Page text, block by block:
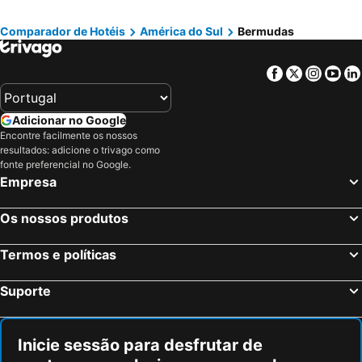
Hotéis em Serra da Estrela
Hotéis em Região de Lisboa
Hotéis em Sardenha
Hotéis em Tenerife
Hotéis em Cabo Verde
Hotéis em São Miguel
Comparador de Hotéis América do Sul Bermudas
Facebook
Twitter
Adicionar no Google
Encontre facilmente os nossos
resultados: adicione o trivago como
fonte preferencial no Google.
Empresa
Os nossos produtos
Termos e políticas
Suporte
Inicie sessão para desfrutar de